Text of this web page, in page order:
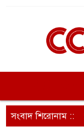
সংবাদ শিরোনাম ::
সংগীতের